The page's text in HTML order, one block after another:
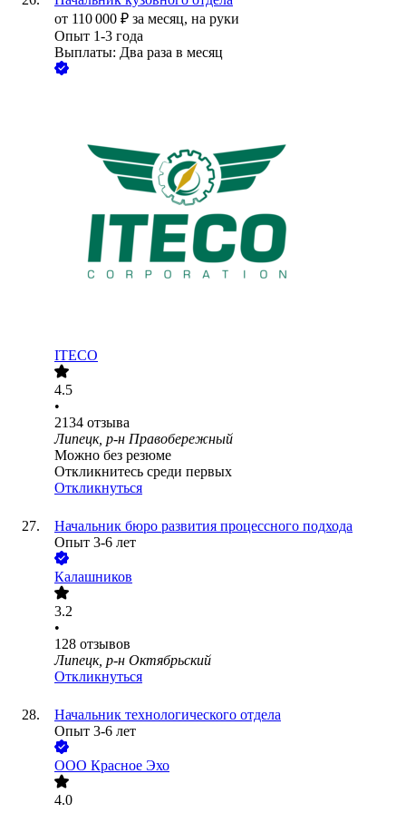
от 110 000 ₽ за месяц, на руки
Опыт 1-3 года
Выплаты: Два раза в месяц
ITECO
4.5
•
2134 отзыва
Липецк, р-н Правобережный
Можно без резюме
Откликнитесь среди первых
Откликнуться
Начальник бюро развития процессного подхода
Опыт 3-6 лет
Калашников
3.2
•
128 отзывов
Липецк, р-н Октябрьский
Откликнуться
Начальник технологического отдела
Опыт 3-6 лет
ООО Красное Эхо
4.0